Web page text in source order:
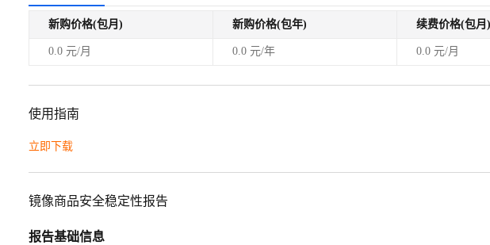
新购价格(包月) 新购价格(包年) 续费价格(包月)
0.0 元/月 0.0 元/年 0.0 元/月
使用指南
立即下载
镜像商品安全稳定性报告
报告基础信息